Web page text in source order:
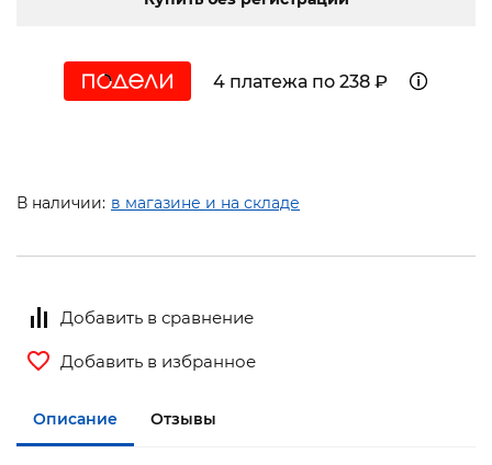
4 платежа по 238 ₽
В наличии: в магазине и на складе
Добавить в сравнение
Добавить в избранное
Описание Отзывы